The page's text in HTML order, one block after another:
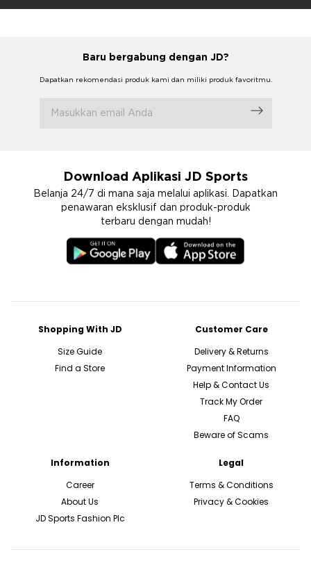
Baru bergabung dengan JD?
Dapatkan rekomendasi produk kami dan miliki produk favoritmu.
Download Aplikasi JD Sports
Belanja 24/7 di mana saja melalui aplikasi. Dapatkan
penawaran eksklusif dan produk-produk
terbaru dengan mudah!
Shopping With JD
Size Guide
Find a Store
Customer Care
Delivery & Returns
Payment Information
Help & Contact Us
Track My Order
FAQ
Beware of Scams
Information
Career
About Us
JD Sports Fashion Plc
Legal
Terms & Conditions
Privacy & Cookies